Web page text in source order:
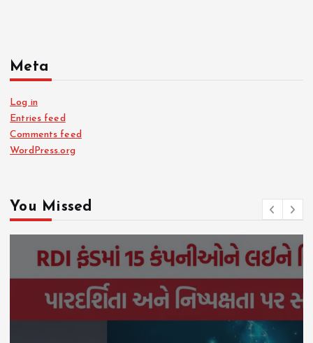
Meta
Log in
Entries feed
Comments feed
WordPress.org
You Missed